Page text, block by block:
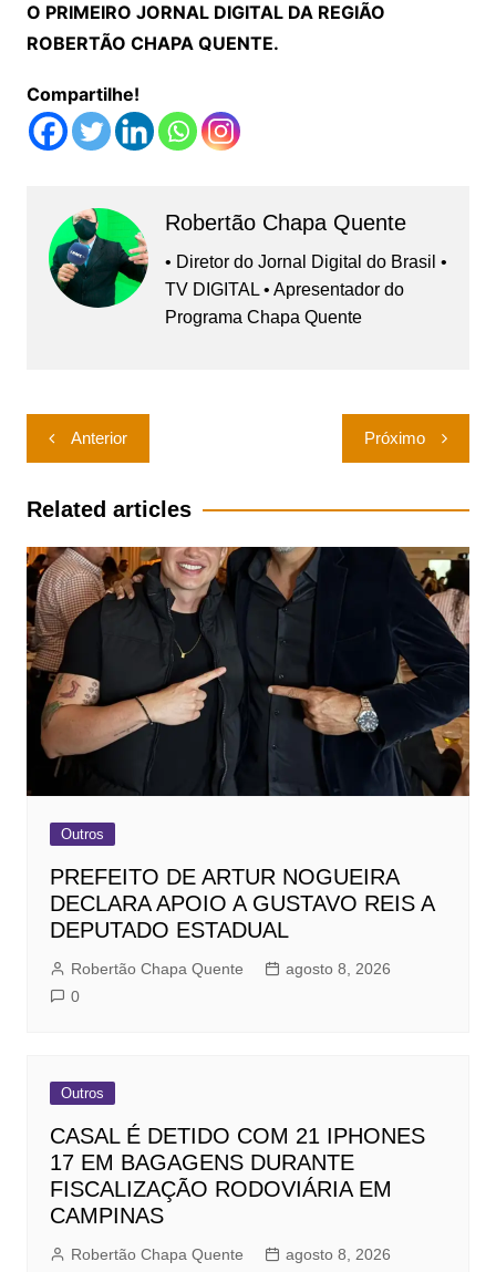
O PRIMEIRO JORNAL DIGITAL DA REGIÃO
ROBERTÃO CHAPA QUENTE.
Compartilhe!
Robertão Chapa Quente
• Diretor do Jornal Digital do Brasil •
TV DIGITAL • Apresentador do
Programa Chapa Quente
Navegação
de
Post
Anterior Próximo
Related articles
Outros
PREFEITO DE ARTUR NOGUEIRA
DECLARA APOIO A GUSTAVO REIS A
DEPUTADO ESTADUAL
Robertão Chapa Quente
agosto 8, 2026
0
Outros
CASAL É DETIDO COM 21 IPHONES
17 EM BAGAGENS DURANTE
FISCALIZAÇÃO RODOVIÁRIA EM
CAMPINAS
Robertão Chapa Quente agosto 8, 2026